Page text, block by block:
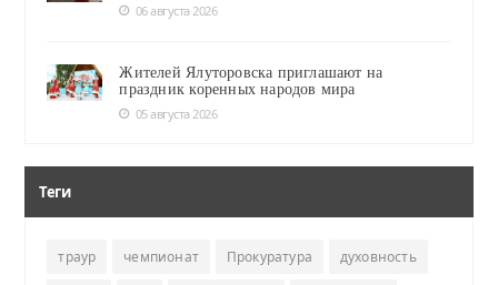
06 августа 2026
Жителей Ялуторовска приглашают на
праздник коренных народов мира
05 августа 2026
Теги
траур чемпионат Прокуратура духовность